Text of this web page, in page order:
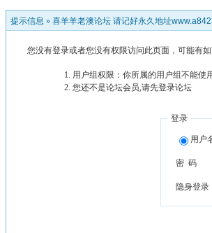
提示信息 » 喜羊羊老澳论坛 请记好永久地址
您没有登录或者您没有权限访问此页面，可能有
用户组权限：你所属的用户组不能使
您还不是论坛会员,请先登录论坛
登录
用户
密 码
隐身登录